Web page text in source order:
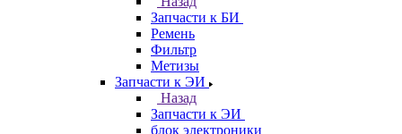
Запчасти к БИ
Ремень
Фильтр
Метизы
Запчасти к ЭИ
Назад
Запчасти к ЭИ
блок электроники